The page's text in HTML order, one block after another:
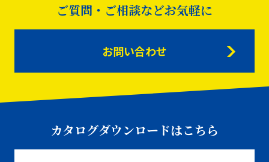
ご質問・ご相談などお気軽に
お問い合わせ
カタログダウンロードはこちら